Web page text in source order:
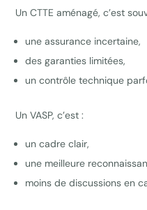
Un CTTE aménagé, c’est
une assurance incertaine,
des garanties limitées,
un contrôle technique
Un VASP, c’est :
un cadre clair,
une meilleure
moins de discussions en